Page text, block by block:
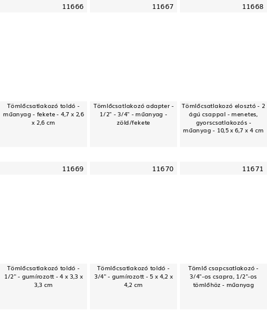
11666
Tömlőcsatlakozó toldó -
műanyag - fekete - 4,7 x 2,6
x 2,6 cm
11667
Tömlőcsatlakozó adapter -
1/2" - 3/4" - műanyag -
zöld/fekete
11668
Tömlőcsatlakozó elosztó - 2
ágú csappal - menetes,
gyorscsatlakozós -
műanyag - 10,5 x 6,7 x 4 cm
11669
Tömlőcsatlakozó toldó -
1/2" - gumírozott - 4 x 3,3 x
3,3 cm
11670
Tömlőcsatlakozó toldó -
3/4" - gumírozott - 5 x 4,2 x
4,2 cm
11671
Tömlő csapcsatlakozó -
3/4"-os csapra, 1/2"-os
tömlőhöz - műanyag